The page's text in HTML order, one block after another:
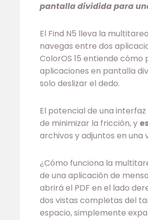
pantalla dividida para
El Find N5 lleva la
navegas entre dos
ColorOS 15 entiende
aplicaciones en pantalla
solo deslizar el dedo.
El potencial de una
de minimizar la fricción, y
archivos y adjuntos en una
¿Cómo funciona la
de una aplicación de
abrirá el PDF en el lado
dos vistas completas del
espacio, simplemente